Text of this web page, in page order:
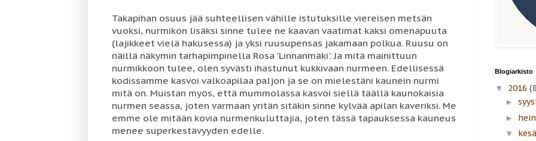
Takapihan osuus jää suhteellisen vähille istutuksille viereisen metsän
vuoksi, nurmikon lisäksi sinne tulee ne kaavan vaatimat kaksi omenapuuta
(lajikkeet vielä hakusessa) ja yksi ruusupensas jakamaan polkua. Ruusu on
näillä näkymin tarhapimpinella Rosa 'Linnanmäki'. Ja mitä mainittuun
nurmikkoon tulee, olen syvästi ihastunut kukkivaan nurmeen. Edellisessä
kodissamme kasvoi valkoapilaa paljon ja se on mielestäni kaunein nurmi
mitä on. Muistan myös, että mummolassa kasvoi siellä täällä kaunokaisia
nurmen seassa, joten varmaan yritän sitäkin sinne kylvää apilan kaveriksi. Me
emme ole mitään kovia nurmenkuluttajia, joten tässä tapauksessa kauneus
menee superkestävyyden edelle.
Blogiarkisto
▼ 2016
►
►
▼